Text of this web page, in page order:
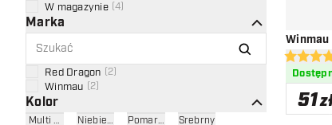
W magazynie 4
Marka
Red Dragon 2
Winmau 2
Kolor
Multi Color Niebieski PomarańczowySrebrny
4.5
51